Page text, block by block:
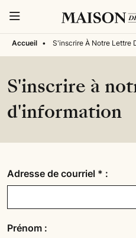
Accueil • S'inscrire À Notre Lettre
S'inscrire à
d'information
Adresse de courriel * :
Prénom :